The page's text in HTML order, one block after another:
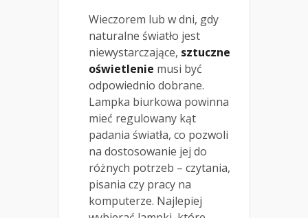
Wieczorem lub w dni, gdy
naturalne światło jest
niewystarczające, sztuczne
oświetlenie musi być
odpowiednio dobrane.
Lampka biurkowa powinna
mieć regulowany kąt
padania światła, co pozwoli
na dostosowanie jej do
różnych potrzeb – czytania,
pisania czy pracy na
komputerze. Najlepiej